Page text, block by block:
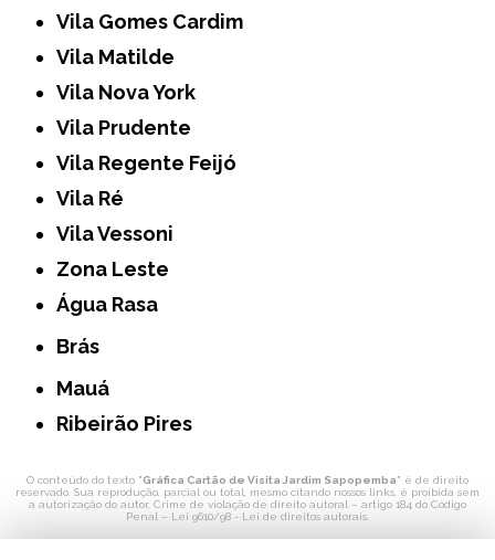
Vila Gomes Cardim
Vila Matilde
Vila Nova York
Vila Prudente
Vila Regente Feijó
Vila Ré
Vila Vessoni
Zona Leste
Água Rasa
Brás
Mauá
Ribeirão Pires
O conteúdo do texto "Gráfica Cartão de Visita Jardim Sapopemba" é de direito
reservado. Sua reprodução, parcial ou total, mesmo citando nossos links, é proibida sem
a autorização do autor. Crime de violação de direito autoral – artigo 184 do Código
Penal – Lei 9610/98 - Lei de direitos autorais.